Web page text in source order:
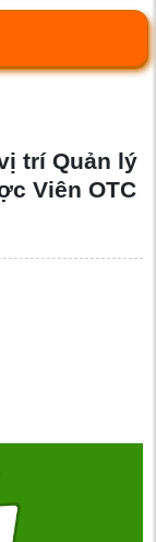
trí Quản lý
Viên OTC